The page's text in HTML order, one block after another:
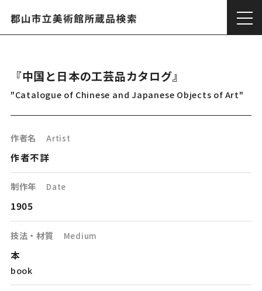
『中国と日本の工芸品カタログ』
"Catalogue of Chinese and Japanese Objects of Art"
作者名 Artist
作者不詳
制作年 Date
1905
技法・材質 Medium
本
book